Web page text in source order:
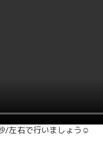
/左右で行いましょう☺️